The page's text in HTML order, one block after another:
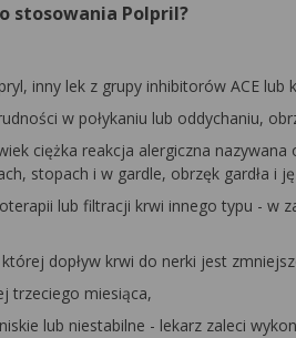
stosowania Polpril?
inny lek z grupy inhibitorów ACE
w połykaniu lub oddychaniu,
ciężka reakcja alergiczna
stopach i w gardle, obrzęk gardła i
lub filtracji krwi innego typu - w
dopływ krwi do nerki jest
trzeciego miesiąca,
lub niestabilne - lekarz zaleci